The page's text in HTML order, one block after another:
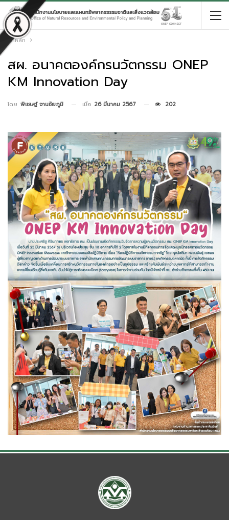
หน้าหลัก
สผ. อนาคตองค์กรนวัตกรรม ONEP
KM Innovation Day
โดย พิเชษฐ์ จานชัยภูมิ เมื่อ 26 มีนาคม 2567 202